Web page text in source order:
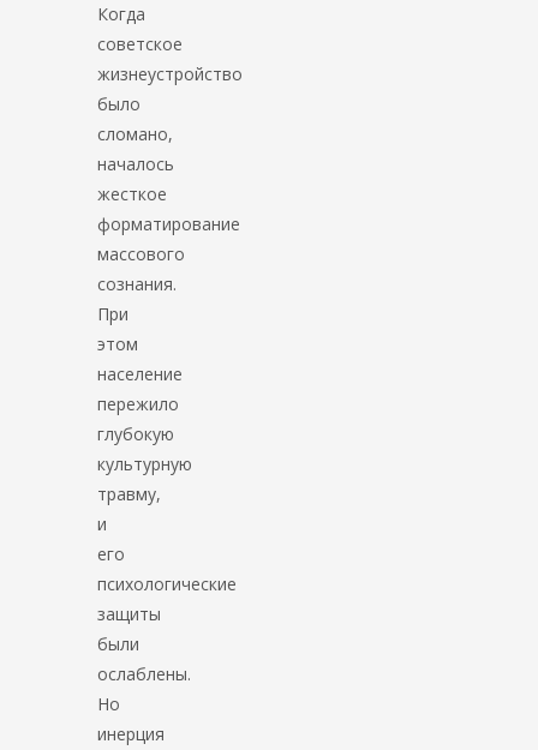
Когда
советское
жизнеустройство
было
сломано,
началось
жесткое
форматирование
массового
сознания.
При
этом
население
пережило
глубокую
культурную
травму,
и
его
психологические
защиты
были
ослаблены.
Но
инерция